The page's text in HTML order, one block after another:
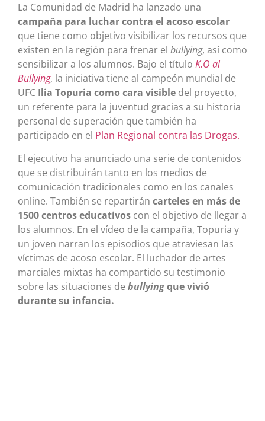
La Comunidad de Madrid ha lanzado una
campaña para luchar contra el acoso escolar
que tiene como objetivo visibilizar los recursos que
existen en la región para frenar el bullying, así como
sensibilizar a los alumnos. Bajo el título K.O al
Bullying, la iniciativa tiene al campeón mundial de
UFC Ilia Topuria como cara visible del proyecto,
un referente para la juventud gracias a su historia
personal de superación que también ha
participado en el Plan Regional contra las Drogas.
El ejecutivo ha anunciado una serie de contenidos
que se distribuirán tanto en los medios de
comunicación tradicionales como en los canales
online. También se repartirán carteles en más de
1500 centros educativos con el objetivo de llegar a
los alumnos. En el vídeo de la campaña, Topuria y
un joven narran los episodios que atraviesan las
víctimas de acoso escolar. El luchador de artes
marciales mixtas ha compartido su testimonio
sobre las situaciones de bullyingque vivió
durante su infancia.